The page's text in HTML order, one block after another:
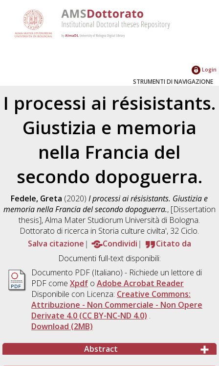
Login
STRUMENTI DI NAVIGAZIONE
I processi ai résisistants.
Giustizia e memoria
nella Francia del
secondo dopoguerra.
Fedele, Greta (2020)I processi ai résisistants. Giustizia e
memoria nella Francia del secondo dopoguerra., [Dissertation
thesis], Alma Mater Studiorum Università di Bologna.
Dottorato di ricerca in Storia culture civilta', 32 Ciclo.
Salva citazione
Condividi
Citato da
Documenti full-text disponibili:
Documento PDF(Italiano) - Richiede un lettore di
PDF come Xpdfo Adobe Acrobat Reader
Disponibile con Licenza: Creative Commons:
Attribuzione - Non Commerciale - Non Opere
Derivate 4.0 (CC BY-NC-ND 4.0) .
Download (2MB)
Abstract